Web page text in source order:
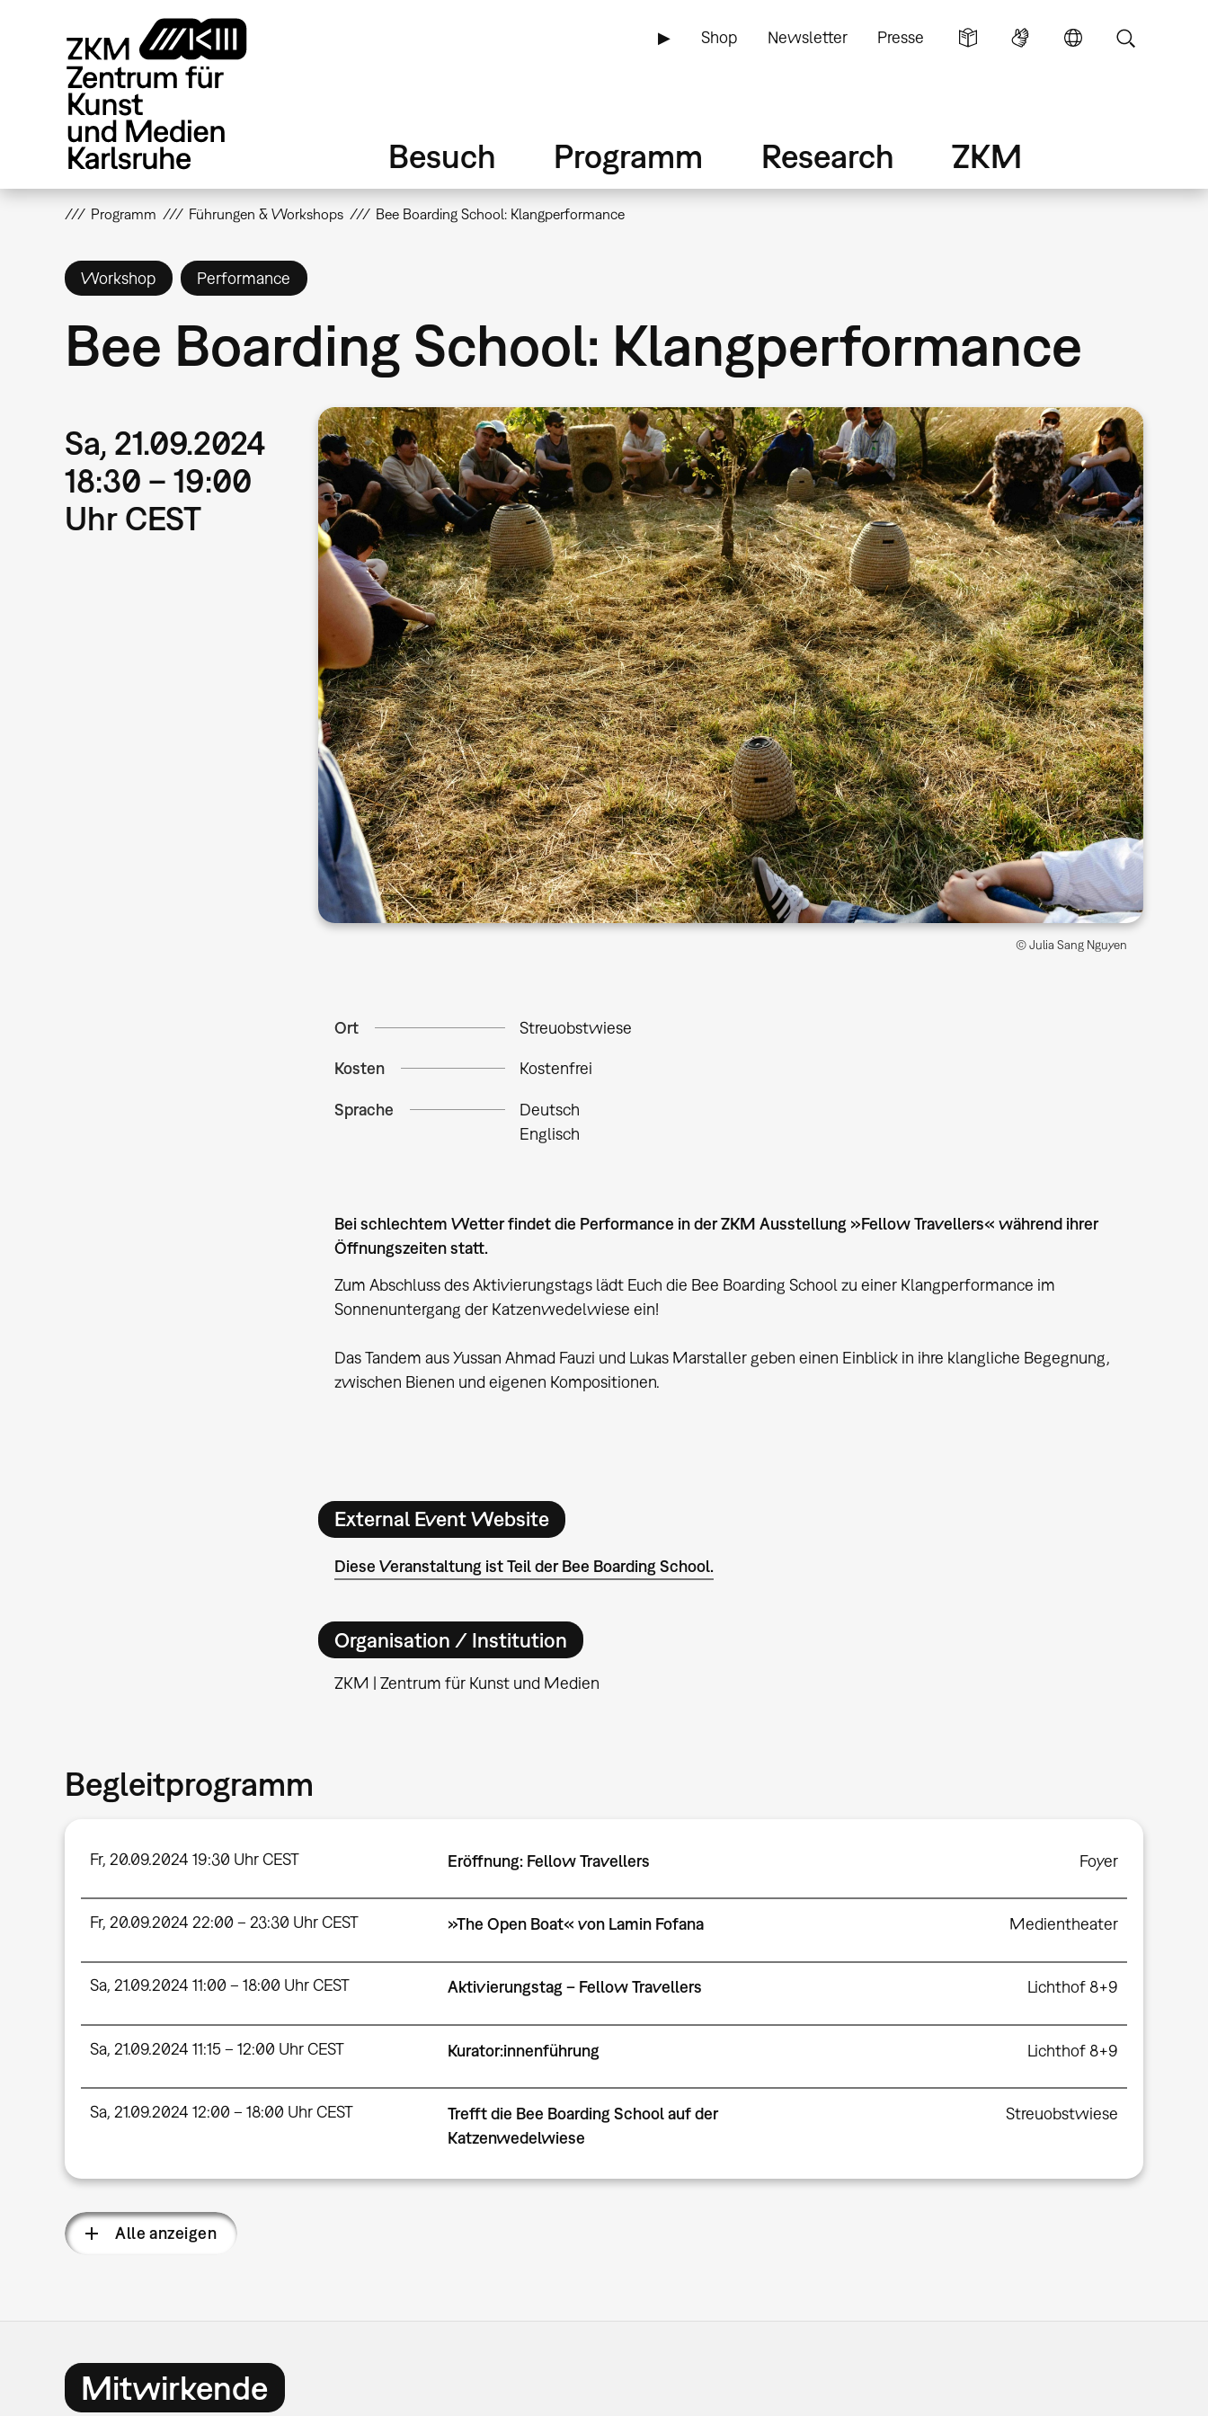
▶ Shop Newsletter Presse
Besuch Programm Research ZKM
Programm Führungen & Workshops Bee Boarding School: Klangperformance
Workshop Performance
Bee Boarding School: Klangperformance
Sa, 21.09.2024
18:30 – 19:00
Uhr CEST
© Julia Sang Nguyen
Ort Streuobstwiese
Kosten Kostenfrei
Sprache
Deutsch
Englisch
Bei schlechtem Wetter findet die Performance in der ZKM Ausstellung »Fellow Travellers« während ihrer
Öffnungszeiten statt.
Zum Abschluss des Aktivierungstags lädt Euch die Bee Boarding School zu einer Klangperformance im
Sonnenuntergang der Katzenwedelwiese ein!
Das Tandem aus Yussan Ahmad Fauzi und Lukas Marstaller geben einen Einblick in ihre klangliche Begegnung,
zwischen Bienen und eigenen Kompositionen.
External Event Website
Diese Veranstaltung ist Teil der Bee Boarding School.
Organisation / Institution
ZKM | Zentrum für Kunst und Medien
Begleitprogramm
Fr, 20.09.2024 19:30 Uhr CEST Eröffnung: Fellow Travellers Foyer
Fr, 20.09.2024 22:00 – 23:30 Uhr CEST »The Open Boat« von Lamin Fofana Medientheater
Sa, 21.09.2024 11:00 – 18:00 Uhr CEST Aktivierungstag – Fellow Travellers Lichthof 8+9
Sa, 21.09.2024 11:15 – 12:00 Uhr CEST Kurator:innenführung Lichthof 8+9
Sa, 21.09.2024 12:00 – 18:00 Uhr CEST
Trefft die Bee Boarding School auf der
Katzenwedelwiese
Streuobstwiese
Alle anzeigen
Mitwirkende